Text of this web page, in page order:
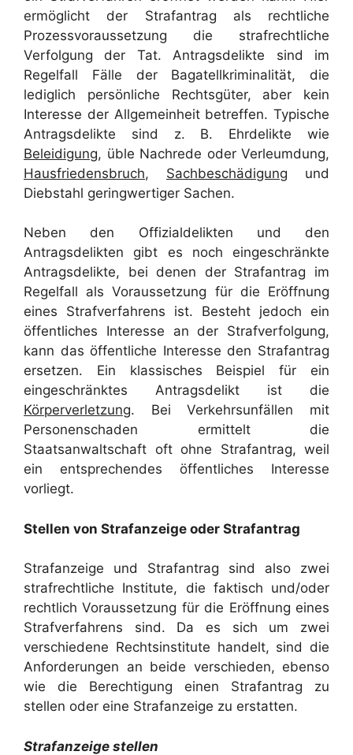
ermöglicht der Strafantrag als rechtliche
Prozessvoraussetzung die strafrechtliche
Verfolgung der Tat. Antragsdelikte sind im
Regelfall Fälle der Bagatellkriminalität, die
lediglich persönliche Rechtsgüter, aber kein
Interesse der Allgemeinheit betreffen. Typische
Antragsdelikte sind z. B. Ehrdelikte wie
Beleidigung, üble Nachrede oder Verleumdung,
Hausfriedensbruch, Sachbeschädigung und
Diebstahl geringwertiger Sachen.
Neben den Offizialdelikten und den
Antragsdelikten gibt es noch eingeschränkte
Antragsdelikte, bei denen der Strafantrag im
Regelfall als Voraussetzung für die Eröffnung
eines Strafverfahrens ist. Besteht jedoch ein
öffentliches Interesse an der Strafverfolgung,
kann das öffentliche Interesse den Strafantrag
ersetzen. Ein klassisches Beispiel für ein
eingeschränktes Antragsdelikt ist die
Körperverletzung. Bei Verkehrsunfällen mit
Personenschaden ermittelt die
Staatsanwaltschaft oft ohne Strafantrag, weil
ein entsprechendes öffentliches Interesse
vorliegt.
Stellen von Strafanzeige oder Strafantrag
Strafanzeige und Strafantrag sind also zwei
strafrechtliche Institute, die faktisch und/oder
rechtlich Voraussetzung für die Eröffnung eines
Strafverfahrens sind. Da es sich um zwei
verschiedene Rechtsinstitute handelt, sind die
Anforderungen an beide verschieden, ebenso
wie die Berechtigung einen Strafantrag zu
stellen oder eine Strafanzeige zu erstatten.
Strafanzeige stellen